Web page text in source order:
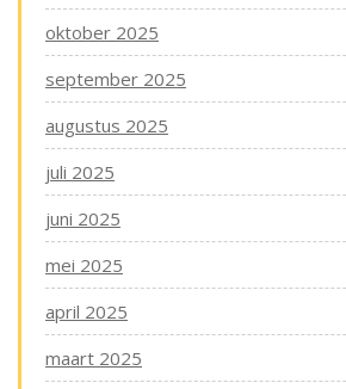
oktober 2025
september 2025
augustus 2025
juli 2025
juni 2025
mei 2025
april 2025
maart 2025